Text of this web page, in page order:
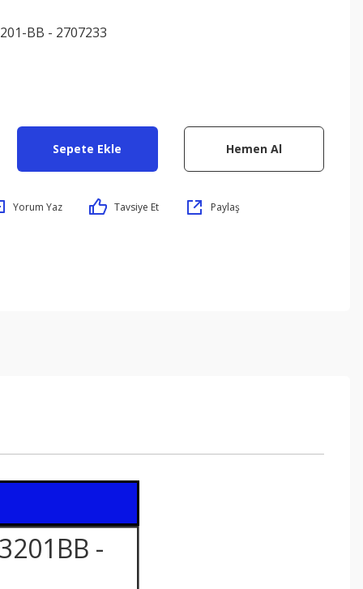
BB - 2707233
Sepete Ekle Hemen Al
Yorum Yaz Tavsiye Et Paylaş
-